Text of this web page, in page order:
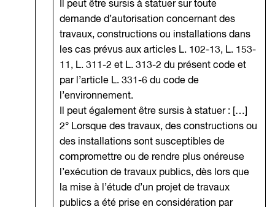
Il peut être sursis à statuer sur toute
demande d’autorisation concernant des
travaux, constructions ou installations dans
les cas prévus aux articles L. 102-13, L. 153-
11, L. 311-2 et L. 313-2 du présent code et
par l’article L. 331-6 du code de
l’environnement.
Il peut également être sursis à statuer : […]
2° Lorsque des travaux, des constructions ou
des installations sont susceptibles de
compromettre ou de rendre plus onéreuse
l’exécution de travaux publics, dès lors que
la mise à l’étude d’un projet de travaux
publics a été prise en considération par